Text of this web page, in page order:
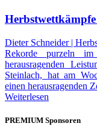
Dieter Schneider |
Rekorde purzeln
herausragenden
Steinlach, hat am
einen herausragenden
Weiterlesen
PREMIUM Sponsoren